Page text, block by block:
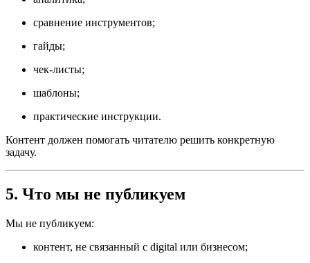
сравнение инструментов;
гайды;
чек-листы;
шаблоны;
практические инструкции.
Контент должен помогать читателю решить конкретную
задачу.
5. Что мы не публикуем
Мы не публикуем:
контент, не связанный с digital или бизнесом;